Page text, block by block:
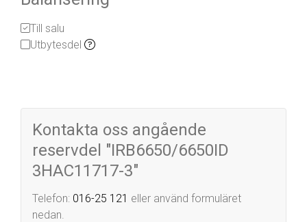
Till salu
Utbytesdel
Kontakta oss angående
reservdel "IRB6650/6650ID
3HAC11717-3"
Telefon: 016-25 121 eller använd formuläret
nedan.